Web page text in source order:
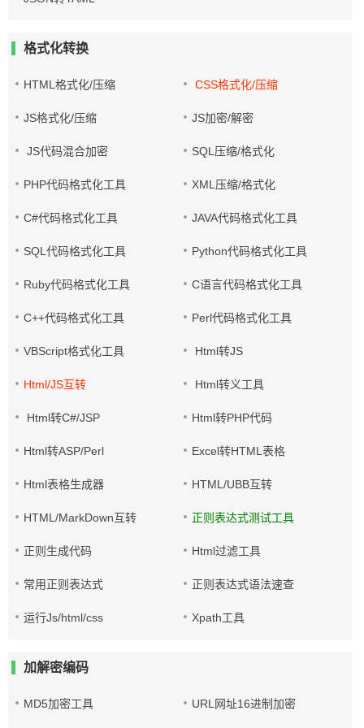
格式化转换
HTML格式化/压缩 CSS格式化/压缩
JS格式化/压缩 JS加密/解密
JS代码混合加密 SQL压缩/格式化
PHP代码格式化工具 XML压缩/格式化
C#代码格式化工具 JAVA代码格式化工具
SQL代码格式化工具 Python代码格式化工具
Ruby代码格式化工具 C语言代码格式化工具
C++代码格式化工具 Perl代码格式化工具
VBScript格式化工具 Html转JS
Html/JS互转 Html转义工具
Html转C#/JSP Html转PHP代码
Html转ASP/Perl Excel转HTML表格
Html表格生成器 HTML/UBB互转
HTML/MarkDown互转 正则表达式测试工具
正则生成代码 Html过滤工具
常用正则表达式 正则表达式语法速查
运行Js/html/css Xpath工具
加解密编码
MD5加密工具 URL网址16进制加密